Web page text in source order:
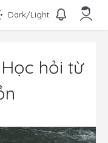
Dark/Light
hỏi từ